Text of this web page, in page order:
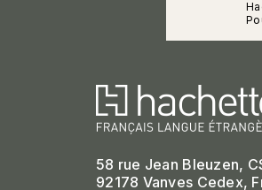
58 rue Jean Bleuzen,
92178 Vanves Cedex,